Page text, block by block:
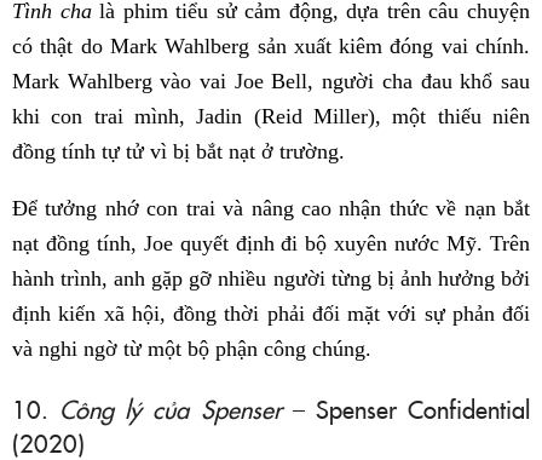
Tình chalà phim tiểu sử cảm động, dựa trên câu chuyện
có thật do Mark Wahlberg sản xuất kiêm đóng vai chính.
Mark Wahlberg vào vai Joe Bell, người cha đau khổ sau
khi con trai mình, Jadin (Reid Miller), một thiếu niên
đồng tính tự tử vì bị bắt nạt ở trường.
Để tưởng nhớ con trai và nâng cao nhận thức về nạn bắt
nạt đồng tính, Joe quyết định đi bộ xuyên nước Mỹ. Trên
hành trình, anh gặp gỡ nhiều người từng bị ảnh hưởng bởi
định kiến xã hội, đồng thời phải đối mặt với sự phản đối
và nghi ngờ từ một bộ phận công chúng.
10. Công lý của Spenser– Spenser Confidential
(2020)